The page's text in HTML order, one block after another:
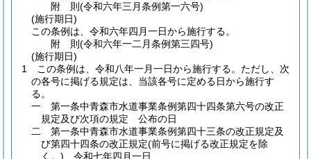
附 則(令和六年三月条例第一六号)
(施行期日)
この条例は、令和六年四月一日から施行する。
附 則(令和六年一二月条例第三四号)
(施行期日)
1
この条例は、令和八年一月一日から施行する。 ただし、次
の各号に掲げる規定は、当該各号に定める日から施行す
る。
一
第一条中青森市水道事業条例第四十四条第六号の改正
規定及び次項の規定 公布の日
二
第一条中青森市水道事業条例第四十三条の改正規定及
び第四十四条の改正規定(前号に掲げる改正規定を除
く。) 令和七年四月一日